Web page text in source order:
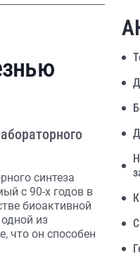
синтеза
с 90-х годов в
биоактивной
из
что он способен